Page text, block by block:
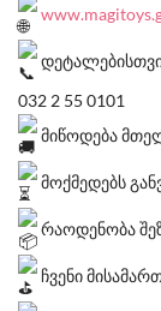
032 2 55 0101
მიწოდება
მოქმედებს
რაოდენობა
ჩვენი